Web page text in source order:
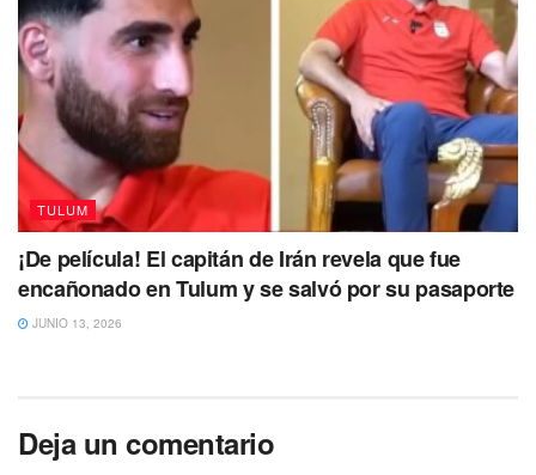
TULUM
¡De película! El capitán de Irán revela que fue
encañonado en Tulum y se salvó por su pasaporte
JUNIO 13, 2026
Deja un comentario